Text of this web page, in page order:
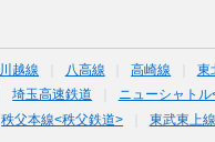
川越線 八高線 高崎線 東
埼玉高速鉄道 ニューシャト
秩父本線<秩父鉄道> 東武東上線